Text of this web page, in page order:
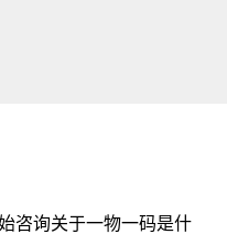
咨询关于一物一码是什